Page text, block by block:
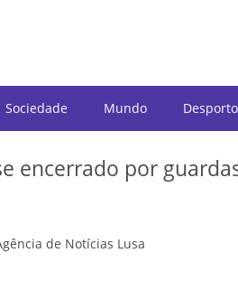
Sociedade Mundo Desporto
encerrado por
de Notícias Lusa